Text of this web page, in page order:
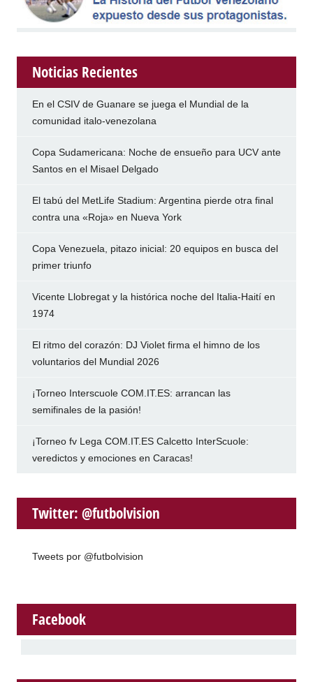
Noticias Recientes
En el CSIV de Guanare se juega el Mundial de la
comunidad italo-venezolana
Copa Sudamericana: Noche de ensueño para UCV ante
Santos en el Misael Delgado
El tabú del MetLife Stadium: Argentina pierde otra final
contra una «Roja» en Nueva York
Copa Venezuela, pitazo inicial: 20 equipos en busca del
primer triunfo
Vicente Llobregat y la histórica noche del Italia-Haití en
1974
El ritmo del corazón: DJ Violet firma el himno de los
voluntarios del Mundial 2026
¡Torneo Interscuole COM.IT.ES: arrancan las
semifinales de la pasión!
¡Torneo fv Lega COM.IT.ES Calcetto InterScuole:
veredictos y emociones en Caracas!
Twitter: @futbolvision
Tweets por @futbolvision
Facebook